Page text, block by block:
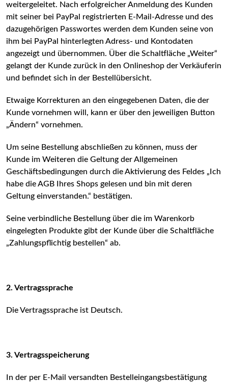
weitergeleitet. Nach erfolgreicher Anmeldung des Kunden
mit seiner bei PayPal registrierten E-Mail-Adresse und des
dazugehörigen Passwortes werden dem Kunden seine von
ihm bei PayPal hinterlegten Adress- und Kontodaten
angezeigt und übernommen. Über die Schaltfläche „Weiter“
gelangt der Kunde zurück in den Onlineshop der Verkäuferin
und befindet sich in der Bestellübersicht.
Etwaige Korrekturen an den eingegebenen Daten, die der
Kunde vornehmen will, kann er über den jeweiligen Button
„Ändern“ vornehmen.
Um seine Bestellung abschließen zu können, muss der
Kunde im Weiteren die Geltung der Allgemeinen
Geschäftsbedingungen durch die Aktivierung des Feldes „Ich
habe die AGB Ihres Shops gelesen und bin mit deren
Geltung einverstanden.“ bestätigen.
Seine verbindliche Bestellung über die im Warenkorb
eingelegten Produkte gibt der Kunde über die Schaltfläche
„Zahlungspflichtig bestellen“ ab.
2. Vertragssprache
Die Vertragssprache ist Deutsch.
3. Vertragsspeicherung
In der per E-Mail versandten Bestelleingangsbestätigung